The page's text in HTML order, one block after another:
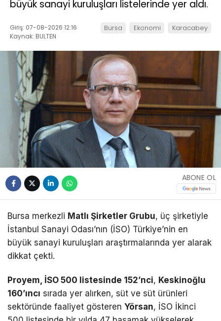
büyük sanayi kuruluşları listelerinde yer aldı.
Giriş: 07-08-2026 12:16
Kaynak: BULTEN
Bursa Ekonomi Karacabey
ABONE OL
Bursa merkezli Matlı Şirketler Grubu, üç şirketiyle
İstanbul Sanayi Odası’nın (İSO) Türkiye’nin en
büyük sanayi kuruluşları araştırmalarında yer alarak
dikkat çekti.
Proyem, İSO 500 listesinde 152’nci, Keskinoğlu
160’ıncı sırada yer alırken, süt ve süt ürünleri
sektöründe faaliyet gösteren Yörsan, İSO İkinci